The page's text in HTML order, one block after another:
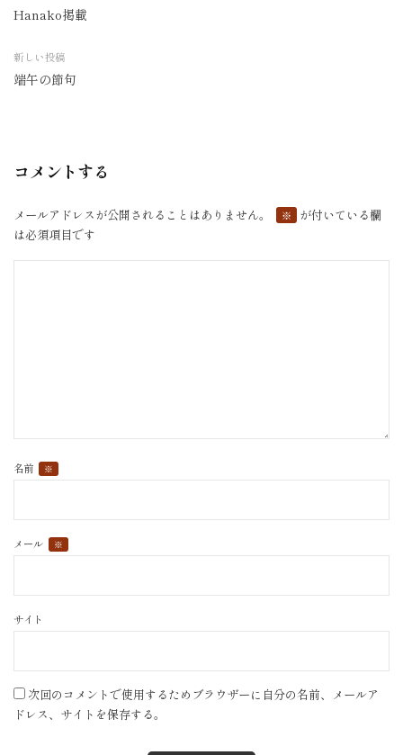
投
ナ
ビ
ョ
Hanako掲載
新しい投稿
端午の節句
コメントする
メールアドレスが公開されることはありません。 ※
が付いている欄
は必須項目です
名前 ※
メール ※
サイト
次回のコメントで使用するためブラウザーに自分の名前、メールア
ドレス、サイトを保存する。